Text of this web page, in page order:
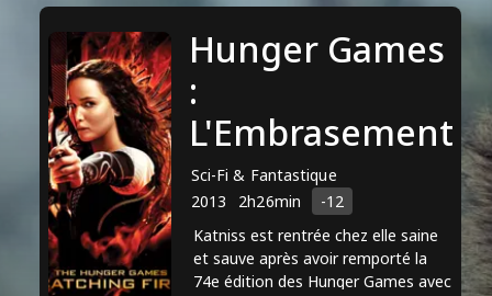
Hunger Games
:
L'Embrasement
Sci-Fi & Fantastique
2013
2h26min
-12
Katniss est rentrée chez elle saine
et sauve après avoir remporté la
74e édition des Hunger Games avec